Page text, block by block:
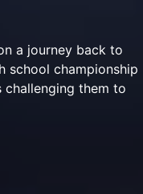
a journey back to
school championship
challenging them to